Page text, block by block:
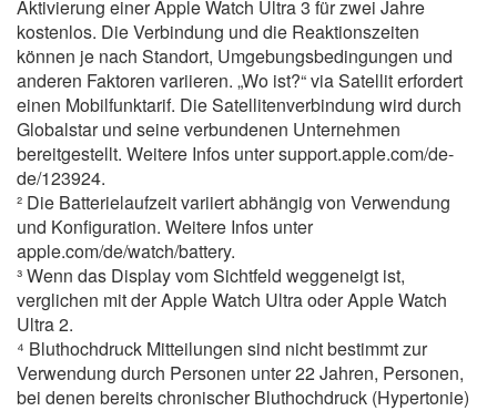
Aktivierung einer Apple Watch Ultra 3 für zwei Jahre
kostenlos. Die Verbindung und die Reaktionszeiten
können je nach Standort, Umgebungsbedingungen und
anderen Faktoren variieren. „Wo ist?“ via Satellit erfordert
einen Mobilfunktarif. Die Satellitenverbindung wird durch
Globalstar und seine verbundenen Unternehmen
bereitgestellt. Weitere Infos unter support.apple.com/de-
de/123924.
² Die Batterielaufzeit variiert abhängig von Verwendung
und Konfiguration. Weitere Infos unter
apple.com/de/watch/battery.
³ Wenn das Display vom Sichtfeld weggeneigt ist,
verglichen mit der Apple Watch Ultra oder Apple Watch
Ultra 2.
⁴ Bluthochdruck Mitteilungen sind nicht bestimmt zur
Verwendung durch Personen unter 22 Jahren, Personen,
bei denen bereits chronischer Bluthochdruck (Hypertonie)